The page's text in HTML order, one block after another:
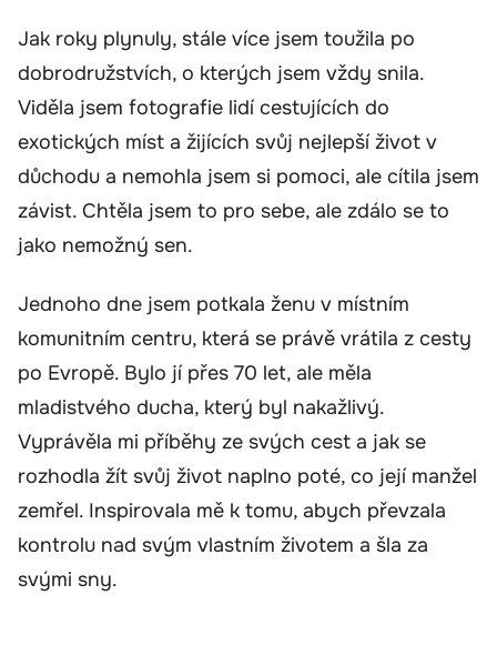
Jak roky plynuly, stále více jsem toužila po
dobrodružstvích, o kterých jsem vždy snila.
Viděla jsem fotografie lidí cestujících do
exotických míst a žijících svůj nejlepší život v
důchodu a nemohla jsem si pomoci, ale cítila jsem
závist. Chtěla jsem to pro sebe, ale zdálo se to
jako nemožný sen.
Jednoho dne jsem potkala ženu v místním
komunitním centru, která se právě vrátila z cesty
po Evropě. Bylo jí přes 70 let, ale měla
mladistvého ducha, který byl nakažlivý.
Vyprávěla mi příběhy ze svých cest a jak se
rozhodla žít svůj život naplno poté, co její manžel
zemřel. Inspirovala mě k tomu, abych převzala
kontrolu nad svým vlastním životem a šla za
svými sny.